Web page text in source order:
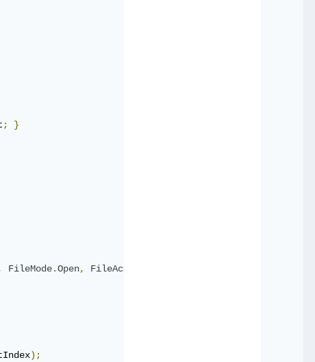
; }
FileMode.Open, FileAccess
);